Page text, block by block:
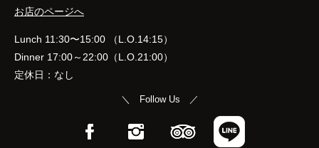
お店のページへ
Lunch 11:30〜15:00 （L.O.14:15）
Dinner 17:00～22:00（L.O.21:00）
定休日：なし
＼ Follow Us ／
FacebookInstagramTripAdvisor